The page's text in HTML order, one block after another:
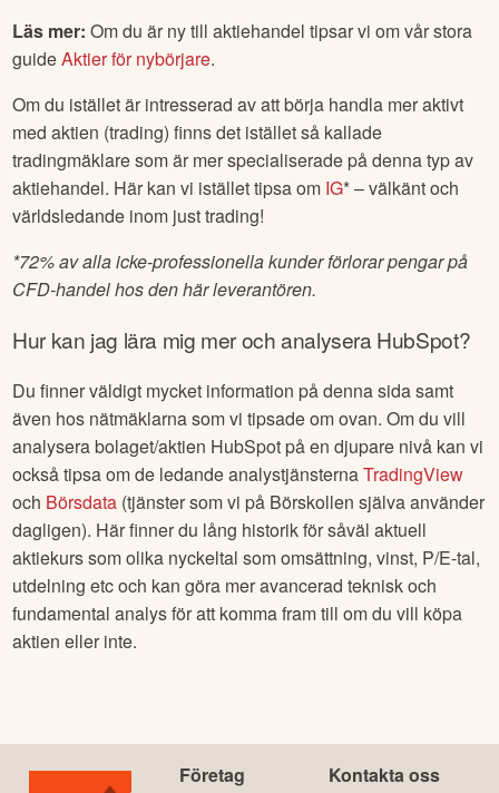
Läs mer: Om du är ny till aktiehandel tipsar vi om vår stora
guideAktier för nybörjare.
Om du istället är intresserad av att börja handla mer aktivt
med aktien (trading) finns det istället så kallade
tradingmäklare som är mer specialiserade på denna typ av
aktiehandel. Här kan vi istället tipsa om IG* – välkänt och
världsledande inom just trading!
*72% av alla icke-professionella kunder förlorar pengar på
CFD-handel hos den här leverantören.
Hur kan jag lära mig mer och analyseraHubSpot?
Du finner väldigt mycket information på denna sida samt
även hos nätmäklarna som vi tipsade om ovan. Om du vill
analysera bolaget/aktien HubSpot på en djupare nivå kan vi
också tipsa om de ledande analystjänsternaTradingView
och Börsdata (tjänster som vi på Börskollen själva använder
dagligen). Här finner du lång historik för såväl aktuell
aktiekurs som olika nyckeltal som omsättning, vinst, P/E-tal,
utdelning etc och kan göra mer avancerad teknisk och
fundamental analys för att komma fram till om du vill köpa
aktien eller inte.
Företag Kontakta oss